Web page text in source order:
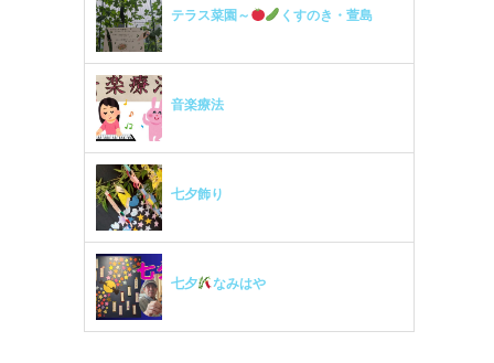
テラス菜園～ くすのき・萱島
音楽療法
七夕飾り
七夕 なみはや